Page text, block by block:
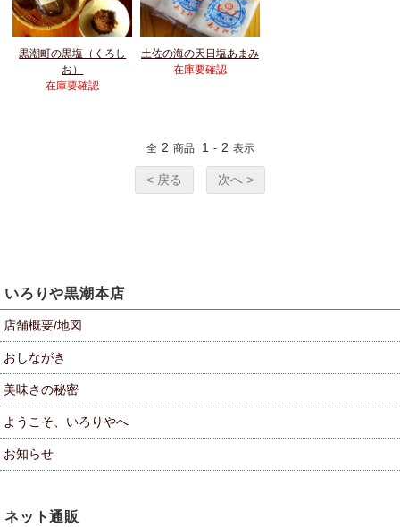
黒潮町の黒塩（くろし
お）
在庫要確認
土佐の海の天日塩あまみ
在庫要確認
全 2 商品 1 - 2 表示
< 戻る 次へ >
いろりや黒潮本店
店舗概要/地図
おしながき
美味さの秘密
ようこそ、いろりやへ
お知らせ
ネット通販